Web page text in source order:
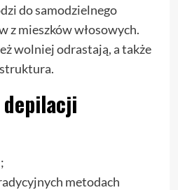
do samodzielnego
z mieszków włosowych.
wolniej odrastają, a także
depilacji
metodach